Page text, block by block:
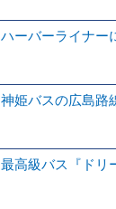
ハーバーライナー
神姫バスの広島路
最高級バス『ドリ